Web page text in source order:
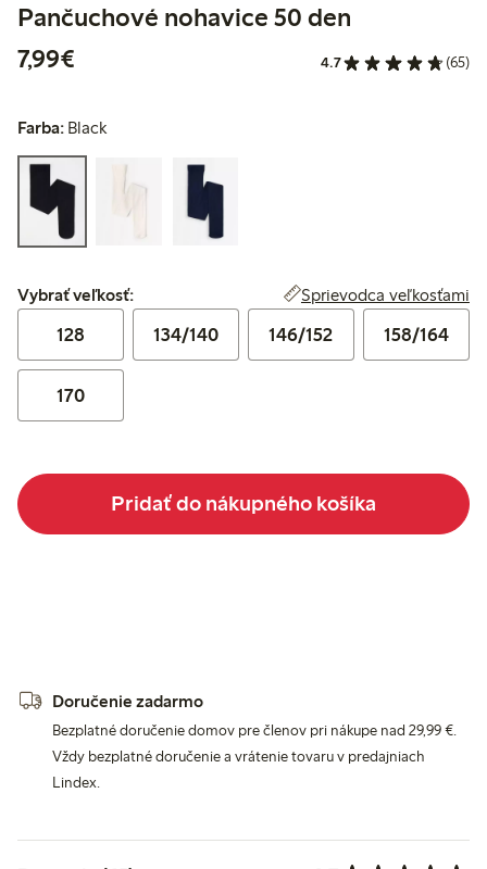
Pančuchové nohavice 50 den
7,99€
4.7 (65)
Farba: Black
Vybrať veľkosť:
Vybrať veľkosť: Sprievodca veľkosťami
128 134/140 146/152 158/164
170
Pridať do nákupného košíka
Doručenie zadarmo
Bezplatné doručenie domov pre členov pri nákupe nad 29,99 €.
Vždy bezplatné doručenie a vrátenie tovaru v predajniach
Lindex.